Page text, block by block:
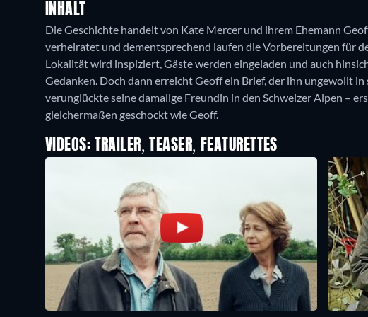
INHALT
Die Geschichte handelt von Kate Mercer und ihrem Ehemann
verheiratet und dementsprechend laufen die Vorbereitungen für
Lokalität wird inspiziert, Gäste werden eingeladen und auch
Gedanken. Doch dann erreicht Geoff ein Brief, der ihn ungewollt
verunglückte seine damalige Freundin in den Schweizer Alpen –
gleichermaßen geschockt wie Geoff.
VIDEOS: TRAILER, TEASER, FEATURETTES